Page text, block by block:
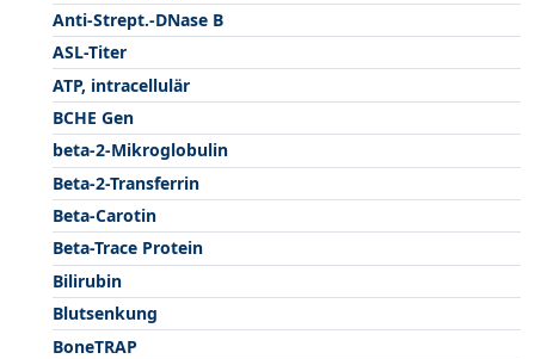
Anti-Strept.-DNase B
ASL-Titer
ATP, intracellulär
BCHE Gen
beta-2-Mikroglobulin
Beta-2-Transferrin
Beta-Carotin
Beta-Trace Protein
Bilirubin
Blutsenkung
BoneTRAP